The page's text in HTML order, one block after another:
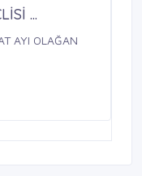
...
AYI OLAĞAN